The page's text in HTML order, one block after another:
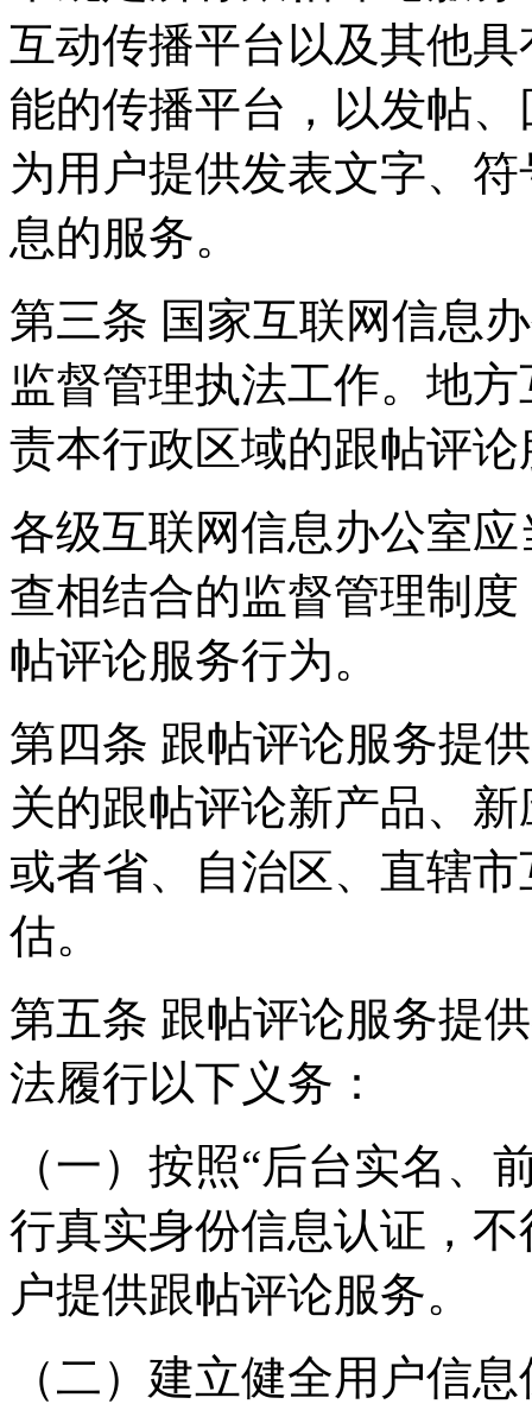
互动传播平台以及其他
能的传播平台，以发帖
为用户提供发表文字、
息的服务。
第三条 国家互联网信息
监督管理执法工作。地
责本行政区域的跟帖评
各级互联网信息办公室
查相结合的监督管理制
帖评论服务行为。
第四条 跟帖评论服务提
关的跟帖评论新产品、
或者省、自治区、直辖
估。
第五条 跟帖评论服务提
法履行以下义务：
（一）按照“后台实名、
行真实身份信息认证，
户提供跟帖评论服务。
（二）建立健全用户信